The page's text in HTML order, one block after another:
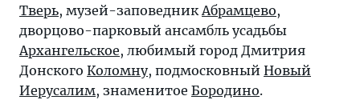
Тверь, музей-заповедник Абрамцево,
дворцово-парковый ансамбль усадьбы
Архангельское, любимый город Дмитрия
Донского Коломну, подмосковный Новый
Иерусалим, знаменитое Бородино.